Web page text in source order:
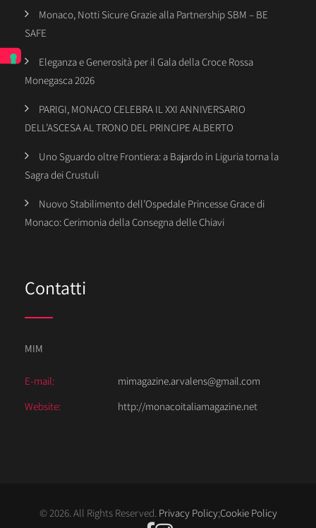
Monaco, Notti Sicure Grazie alla Partnership SBM – BE
SAFE
Eleganza e Generosità per il Gala della Croce Rossa
Monegasca 2026
PARIGI, MONACO CELEBRA IL XXI ANNIVERSARIO
DELL’ASCESA AL TRONO DEL PRINCIPE ALBERTO
Uno Sguardo oltre Frontiera: a Bajardo in Liguria torna la
Sagra dei Crustuli
Nuovo Stabilimento dell’Ospedale Princesse Grace di
Monaco: Cerimonia della Consegna delle Chiavi
Contatti
MIM
E-mail:
mimagazine.arvalens@gmail.com
Website:
http://monacoitaliamagazine.net
© 2026. All Rights Reserved. Privacy Policy;Cookie Policy